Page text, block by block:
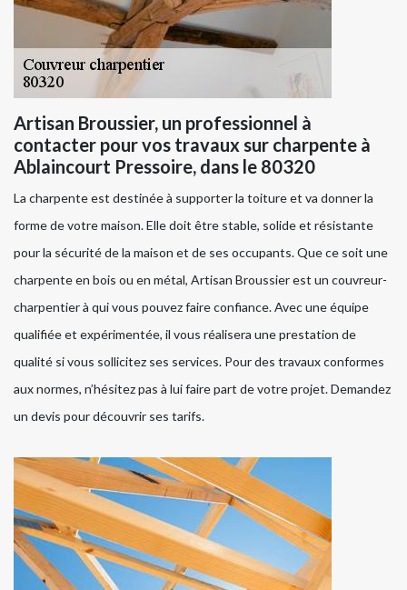
Artisan Broussier, un professionnel à
contacter pour vos travaux sur charpente à
Ablaincourt Pressoire, dans le 80320
La charpente est destinée à supporter la toiture et va donner la
forme de votre maison. Elle doit être stable, solide et résistante
pour la sécurité de la maison et de ses occupants. Que ce soit une
charpente en bois ou en métal, Artisan Broussier est un couvreur-
charpentier à qui vous pouvez faire confiance. Avec une équipe
qualifiée et expérimentée, il vous réalisera une prestation de
qualité si vous sollicitez ses services. Pour des travaux conformes
aux normes, n’hésitez pas à lui faire part de votre projet. Demandez
un devis pour découvrir ses tarifs.